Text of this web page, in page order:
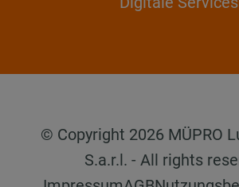
© Copyright 2026 MÜPRO
S.a.r.l. - All rights